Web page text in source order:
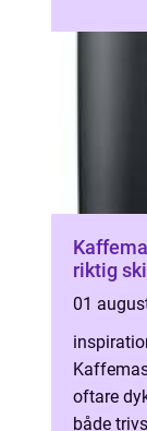
riktig
01
oftare
både